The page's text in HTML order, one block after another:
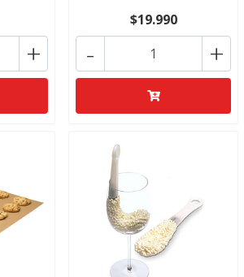
+
$19.990
+
-